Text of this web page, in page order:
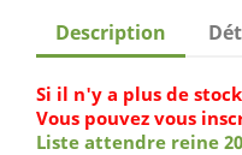
Description
Si il n'y a plus de
Vous pouvez vous
Liste attendre reine